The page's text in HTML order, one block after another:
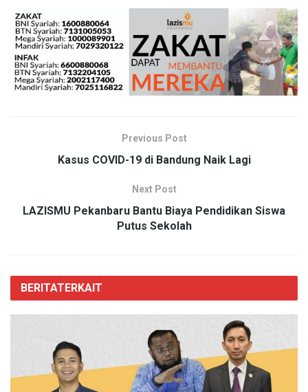
Previous Post
Kasus COVID-19 di Bandung Naik Lagi
Next Post
LAZISMU Pekanbaru Bantu Biaya Pendidikan Siswa
Putus Sekolah
BERITATERKAIT